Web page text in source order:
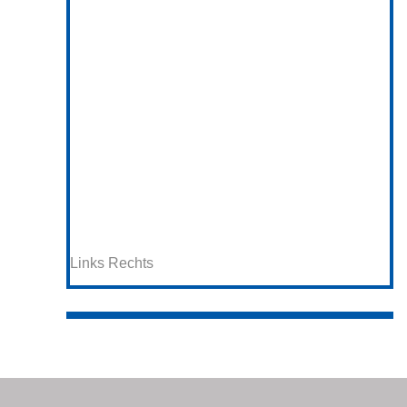
Links Rechts